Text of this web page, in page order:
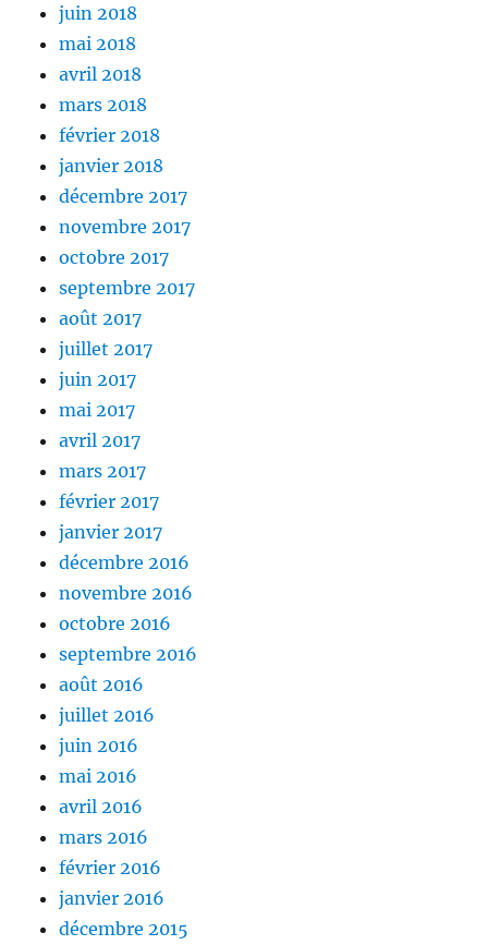
juin 2018
mai 2018
avril 2018
mars 2018
février 2018
janvier 2018
décembre 2017
novembre 2017
octobre 2017
septembre 2017
août 2017
juillet 2017
juin 2017
mai 2017
avril 2017
mars 2017
février 2017
janvier 2017
décembre 2016
novembre 2016
octobre 2016
septembre 2016
août 2016
juillet 2016
juin 2016
mai 2016
avril 2016
mars 2016
février 2016
janvier 2016
décembre 2015